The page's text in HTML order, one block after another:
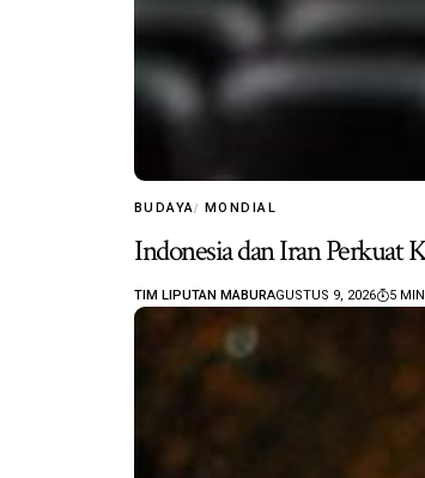
BUDAYA MONDIAL
Indonesia dan Iran Perkuat
TIM LIPUTAN MABURAGUSTUS 9, 2026 5